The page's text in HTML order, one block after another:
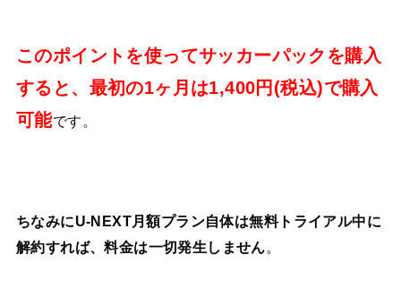
このポイントを使ってサッカーパックを購入
すると、最初の1ヶ月は1,400円(税込)で購入
可能です。
ちなみにU-NEXT月額プラン自体は無料トライアル中に
解約すれば、料金は一切発生しません。